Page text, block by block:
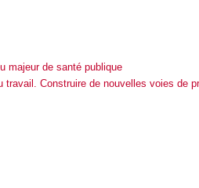
majeur de santé publique
Construire de nouvelles voies de